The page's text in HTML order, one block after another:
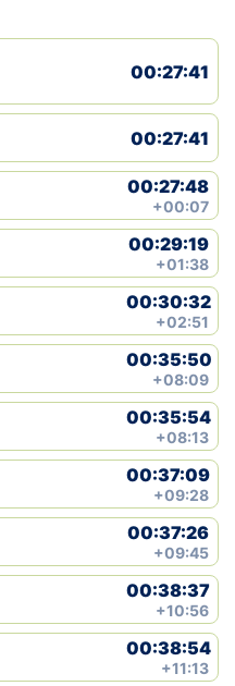
00:27:41
00:27:41
00:27:48
+00:07
00:29:19
+01:38
00:30:32
+02:51
00:35:50
+08:09
00:35:54
+08:13
00:37:09
+09:28
00:37:26
+09:45
00:38:37
+10:56
00:38:54
+11:13